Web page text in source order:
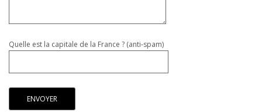
Quelle est la capitale de la France ? (anti-spam)